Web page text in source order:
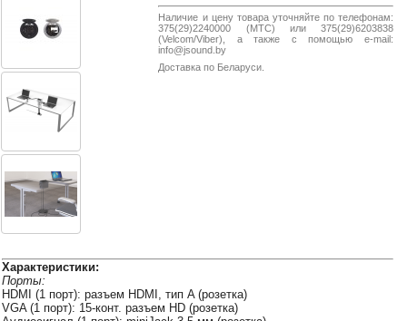
8
0162
25-
Наличие и цену товара уточняйте по телефонам:
375(29)2240000 (МТС) или 375(29)6203838
(Velcom/Viber), а также с помощью e-mail:
info@jsound.by
Доставка по Беларуси.
Характеристики:
Порты:
HDMI (1 порт): разъем HDMI, тип A (розетка)
VGA (1 порт): 15-конт. разъем HD (розетка)